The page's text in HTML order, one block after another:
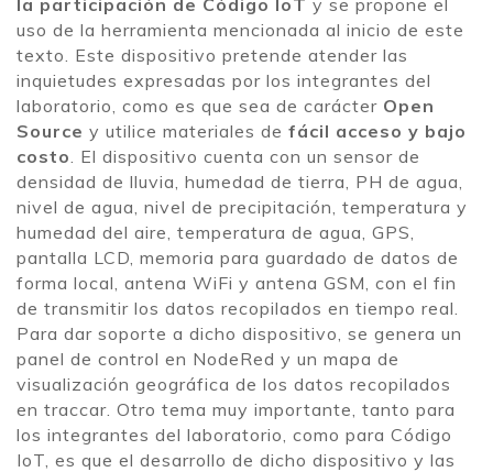
uso de la herramienta mencionada al inicio de este
texto. Este dispositivo pretende atender las
inquietudes expresadas por los integrantes del
laboratorio, como es que sea de carácter Open
Source y utilice materiales de fácil acceso y bajo
costo . El dispositivo cuenta con un sensor de
densidad de lluvia, humedad de tierra, PH de agua,
nivel de agua, nivel de precipitación, temperatura y
humedad del aire, temperatura de agua, GPS,
pantalla LCD, memoria para guardado de datos de
forma local, antena WiFi y antena GSM, con el fin
de transmitir los datos recopilados en tiempo real.
Para dar soporte a dicho dispositivo, se genera un
panel de control en NodeRed y un mapa de
visualización geográfica de los datos recopilados
en traccar. Otro tema muy importante, tanto para
los integrantes del laboratorio, como para Código
IoT, es que el desarrollo de dicho dispositivo y las